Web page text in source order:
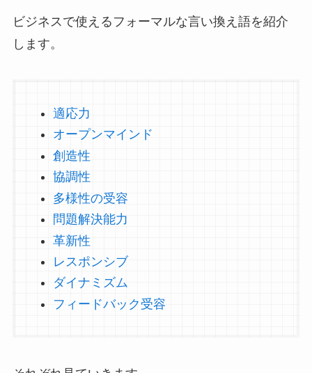
ビジネスで使えるフォーマルな言い換え語を紹介
します。
適応力
オープンマインド
創造性
協調性
多様性の受容
問題解決能力
革新性
レスポンシブ
ダイナミズム
フィードバック受容